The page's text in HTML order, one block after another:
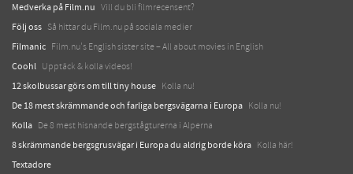
Medverka på Film.nu Vill du bli filmrecensent?
Följ oss Så hittar du Film.nu på sociala medier
Filmanic Film.nu's English sister site – All about movies in English
Coohl Upptäck & kolla videos!
12 skolbussar görs om till tiny house Kolla nu!
De 18 mest skrämmande och farliga bergsvägarna i Europa Kolla nu!
Kolla De 8 mest hisnande bergstågturerna i Alperna
8 skrämmande bergsgrusvägar i Europa du aldrig borde köra Kolla här!
Textadore